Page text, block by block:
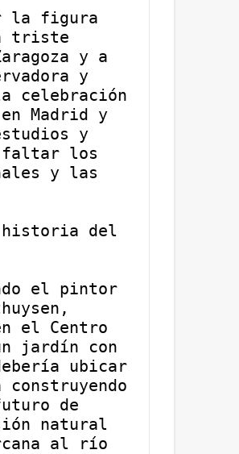
la figura
triste
y a
y
celebración
Madrid y
y
faltar los
y las
historia del
el pintor
el Centro
jardín con
ubicar
de
natural
al río